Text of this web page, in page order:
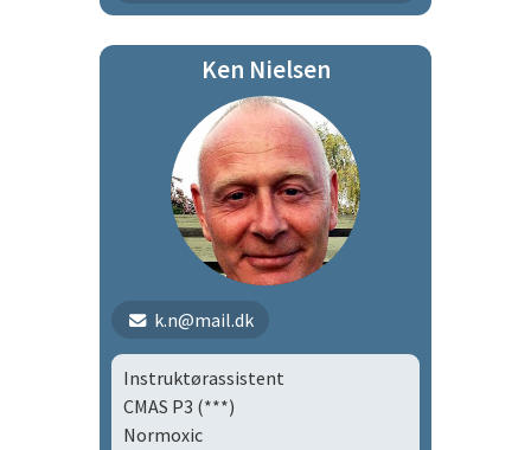
flbø
Ungdom
Tirsdagsholdet
Ken Nielsen
k.n@mail.dk
Instruktørassistent
CMAS P3 (***)
Normoxic